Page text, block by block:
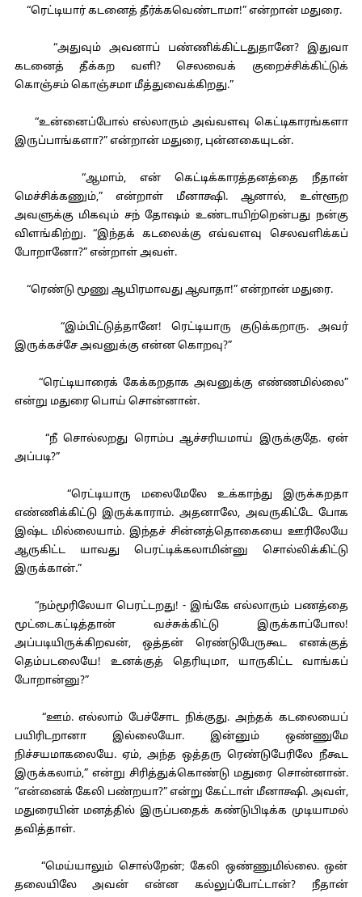
“ரெட்டியார் கடனைத் தீர்க்கவெண்டாமா!” என்றான் மதுரை.
“அதுவும் அவனாப் பண்ணிக்கிட்டதுதானே? இதுவா
கடனைத் தீக்கற வளி? செலவைக் குறைச்சிக்கிட்டுக்
கொஞ்சம் கொஞ்சமா மீத்துவைக்கிறது.”
“உன்னைப்போல் எல்லாரும் அவ்வளவு கெட்டிகாரங்களா
இருப்பாங்களா?” என்றான் மதுரை, புன்னகையுடன்.
“ஆமாம், என் கெட்டிக்காரத்தனத்தை நீதான்
மெச்சிக்கணும்,” என்றாள் மீனாக்ஷி. ஆனால், உள்ளூற
அவளுக்கு மிகவும் சந் தோஷம் உண்டாயிற்றென்பது நன்கு
விளங்கிற்று. “இந்தக் கடலைக்கு எவ்வளவு செலவளிக்கப்
போறானோ?” என்றாள் அவள்.
“ரெண்டு மூணு ஆயிரமாவது ஆவாதா!” என்றான் மதுரை.
“இம்பிட்டுத்தானே! ரெட்டியாரு குடுக்கறாரு. அவர்
இருக்கச்சே அவனுக்கு என்ன கொறவு?”
“ரெட்டியாரைக் கேக்கறதாக அவனுக்கு எண்ணமில்லை”
என்று மதுரை பொய் சொன்னான்.
“நீ சொல்லறது ரொம்ப ஆச்சரியமாய் இருக்குதே. ஏன்
அப்படி?”
“ரெட்டியாரு மலைமேலே உக்காந்து இருக்கறதா
எண்ணிக்கிட்டு இருக்காராம். அதனாலே, அவருகிட்டே போக
இஷ்ட மில்லையாம். இந்தச் சின்னத்தொகையை ஊரிலேயே
ஆருகிட்ட யாவது பெரட்டிக்கலாமின்னு சொல்லிக்கிட்டு
இருக்கான்.”
“நம்மூரிலேயா பெரட்டறது! - இங்கே எல்லாரும் பணத்தை
மூட்டைகட்டித்தான் வச்சுக்கிட்டு இருக்காப்போல!
அப்படியிருக்கிறவன், ஒத்தன் ரெண்டுபேருகூட எனக்குத்
தெம்படலையே! உனக்குத் தெரியுமா, யாருகிட்ட வாங்கப்
போறான்னு?”
“ஊம். எல்லாம் பேச்சோட நிக்குது. அந்தக் கடலையைப்
பயிரிடறானா இல்லையோ. இன்னும் ஒண்ணுமே
நிச்சயமாகலையே. ஏம், அந்த ஒத்தரு ரெண்டுபேரிலே நீகூட
இருக்கலாம்,” என்று சிரித்துக்கொண்டு மதுரை சொன்னான்.
“என்னைக் கேலி பண்றயா?” என்று கேட்டாள் மீனாக்ஷி. அவள்,
மதுரையின் மனத்தில் இருப்பதைக் கண்டுபிடிக்க முடியாமல்
தவித்தாள்.
“மெய்யாலும் சொல்றேன்; கேலி ஒண்ணுமில்லை. ஒன்
தலையிலே அவன் என்ன கல்லுப்போட்டான்? நீதான்